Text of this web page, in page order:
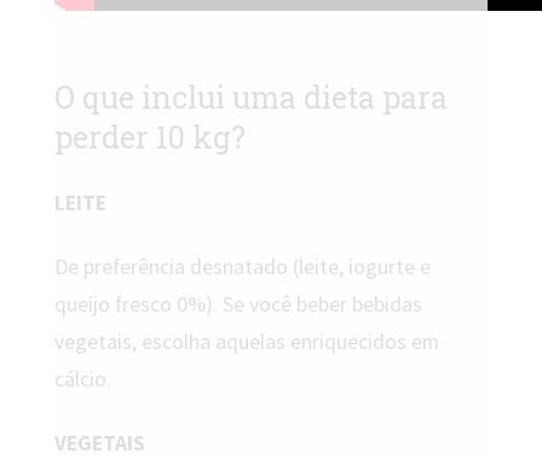
O que inclui uma dieta para
perder 10 kg?
LEITE
De preferência desnatado (leite, iogurte e
queijo fresco 0%). Se você beber bebidas
vegetais, escolha aquelas enriquecidos em
cálcio.
VEGETAIS